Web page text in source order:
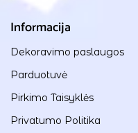
Informacija
Dekoravimo paslaugos
Parduotuvė
Pirkimo Taisyklės
Privatumo Politika